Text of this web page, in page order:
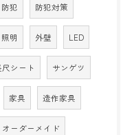
防犯 防犯対策
照明 外壁 LED
尺シート サンゲツ
家具 造作家具
オーダーメイド